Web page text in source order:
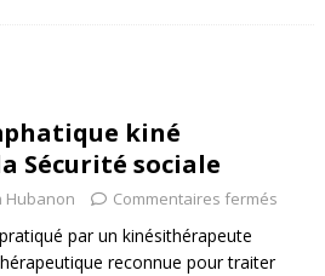
kiné
Sécurité sociale
Hubanon Commentaires fermés
par un kinésithérapeute
reconnue pour traiter